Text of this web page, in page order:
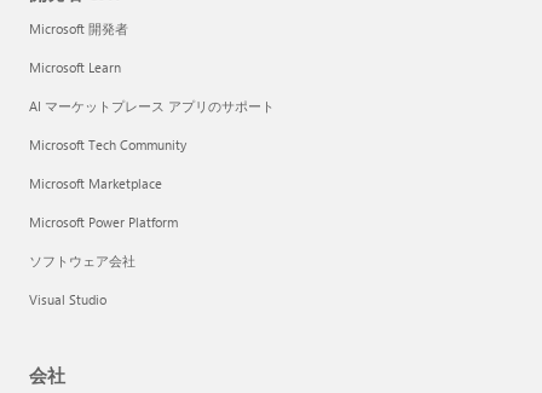
Microsoft 開発者
Microsoft Learn
AI マーケットプレース アプリのサポート
Microsoft Tech Community
Microsoft Marketplace
Microsoft Power Platform
ソフトウェア会社
Visual Studio
会社